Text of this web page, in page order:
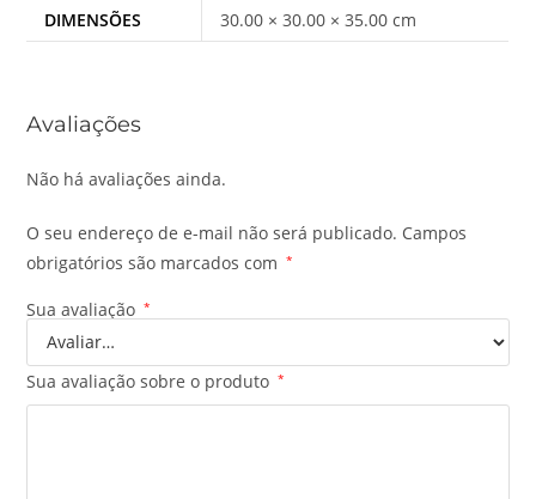
DIMENSÕES
30.00 × 30.00 × 35.00 cm
Avaliações
Não há avaliações ainda.
O seu endereço de e-mail não será publicado. Campos
obrigatórios são marcados com
*
Sua avaliação *
Sua avaliação sobre o produto *